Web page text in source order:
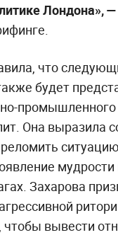
Лондона», —
что
будет
Она выразила
мудрости
Захарова
чтобы вывести